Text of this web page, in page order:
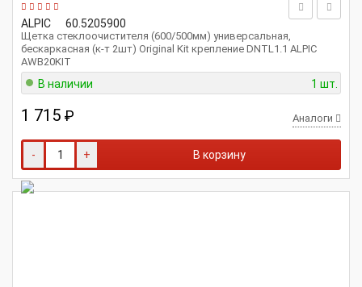
ALPIC 60.5205900
Щетка стеклоочистителя (600/500мм) универсальная,
бескаркасная (к-т 2шт) Original Kit крепление DNTL1.1 ALPIC
AWB20KIT
В наличии 1 шт.
1 715 ₽ Аналоги
- + В корзину